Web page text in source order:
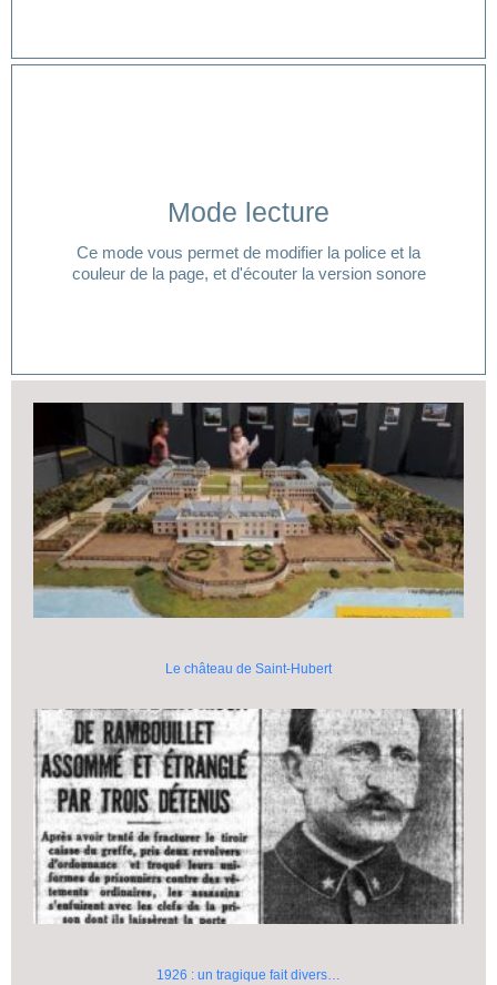
Mode lecture
Ce mode vous permet de modifier la police et la
couleur de la page, et d'écouter la version sonore
Vous avez besoin d'aide pour accéder à votre mode
Le château de Saint-Hubert
1926 : un tragique fait divers…